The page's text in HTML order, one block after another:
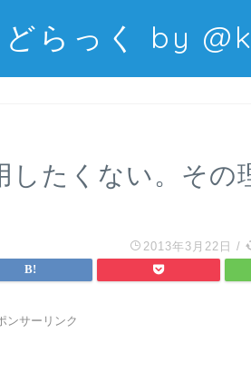
どらっく by
たくない。その
2013年3月22日 /
ンサーリンク